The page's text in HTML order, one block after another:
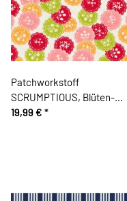
Patchworkstoff
SCRUMPTIOUS, Blüten-
Kreise, rot-hellgrün-orange,
19,99 € *